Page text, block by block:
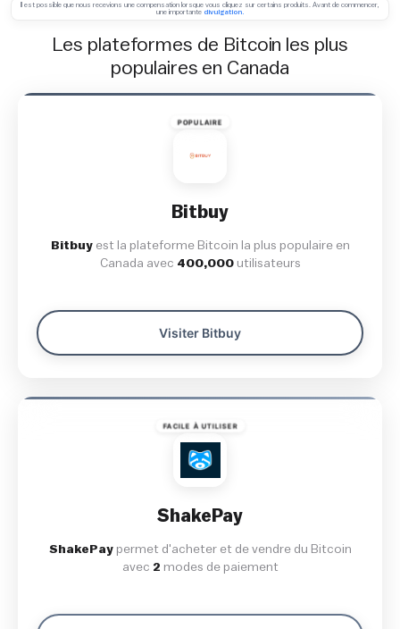
Il est possible que nous recevions une compensation lorsque vous cliquez sur certains produits. Avant de commencer,
une importante divulgation.
Les plateformes de Bitcoin les plus
populaires en Canada
POPULAIRE
Bitbuy
Bitbuyest la plateforme Bitcoin la plus populaire en
Canada avec 400,000utilisateurs
Visiter Bitbuy
FACILE À UTILISER
ShakePay
ShakePaypermet d'acheter et de vendre du Bitcoin
avec 2 modes de paiement